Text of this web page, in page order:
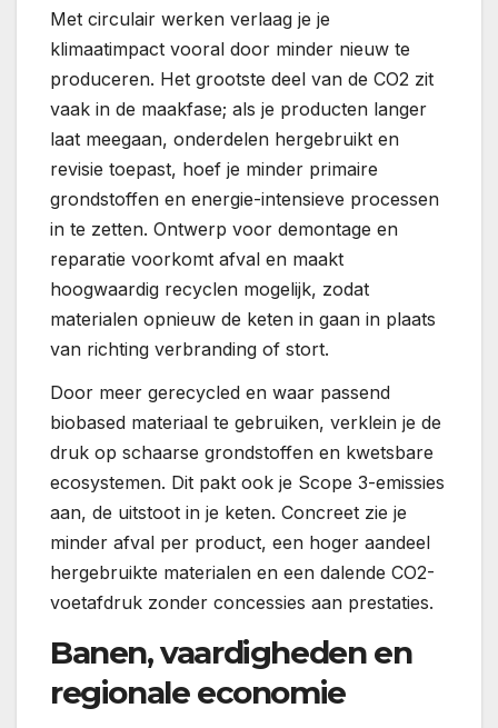
Met circulair werken verlaag je je
klimaatimpact vooral door minder nieuw te
produceren. Het grootste deel van de CO2 zit
vaak in de maakfase; als je producten langer
laat meegaan, onderdelen hergebruikt en
revisie toepast, hoef je minder primaire
grondstoffen en energie-intensieve processen
in te zetten. Ontwerp voor demontage en
reparatie voorkomt afval en maakt
hoogwaardig recyclen mogelijk, zodat
materialen opnieuw de keten in gaan in plaats
van richting verbranding of stort.
Door meer gerecycled en waar passend
biobased materiaal te gebruiken, verklein je de
druk op schaarse grondstoffen en kwetsbare
ecosystemen. Dit pakt ook je Scope 3-emissies
aan, de uitstoot in je keten. Concreet zie je
minder afval per product, een hoger aandeel
hergebruikte materialen en een dalende CO2-
voetafdruk zonder concessies aan prestaties.
Banen, vaardigheden en
regionale economie